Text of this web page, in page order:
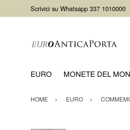
Scrivici su Whatsapp 337 1010000
EURO MONETE DEL
HOME EURO